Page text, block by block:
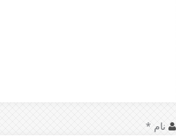
نام *